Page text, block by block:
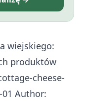
wiejskiego:
produktów
cheese-
01 Author: